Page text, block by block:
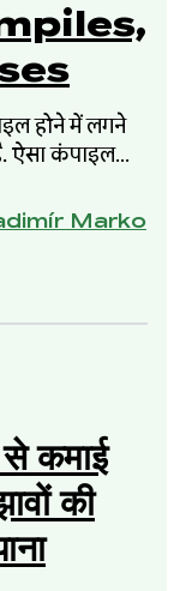
होने में लगने
ऐसा कंपाइल
में शुरू की गई
होने में लगने
Marko
कमाई
की